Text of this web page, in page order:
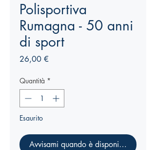
Polisportiva
Rumagna - 50 anni
di sport
26,00 €
Quantità *
Esaurito
Avvisami quando è disponibile